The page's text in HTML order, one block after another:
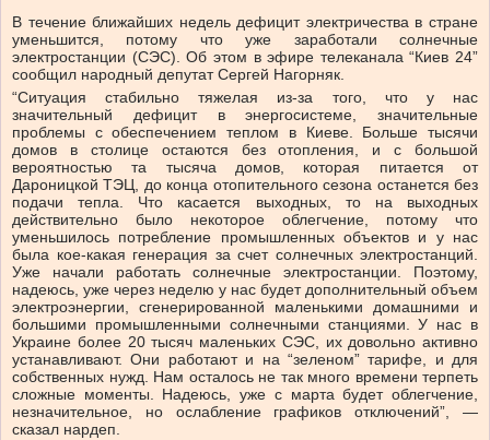
В течение ближайших недель дефицит электричества в стране
уменьшится, потому что уже заработали солнечные
электростанции (СЭС). Об этом в эфире телеканала “Киев 24”
сообщил народный депутат Сергей Нагорняк.
“Ситуация стабильно тяжелая из-за того, что у нас
значительный дефицит в энергосистеме, значительные
проблемы с обеспечением теплом в Киеве. Больше тысячи
домов в столице остаются без отопления, и с большой
вероятностью та тысяча домов, которая питается от
Дароницкой ТЭЦ, до конца отопительного сезона останется без
подачи тепла. Что касается выходных, то на выходных
действительно было некоторое облегчение, потому что
уменьшилось потребление промышленных объектов и у нас
была кое-какая генерация за счет солнечных электростанций.
Уже начали работать солнечные электростанции. Поэтому,
надеюсь, уже через неделю у нас будет дополнительный объем
электроэнергии, сгенерированной маленькими домашними и
большими промышленными солнечными станциями. У нас в
Украине более 20 тысяч маленьких СЭС, их довольно активно
устанавливают. Они работают и на “зеленом” тарифе, и для
собственных нужд. Нам осталось не так много времени терпеть
сложные моменты. Надеюсь, уже с марта будет облегчение,
незначительное, но ослабление графиков отключений”, —
сказал нардеп.